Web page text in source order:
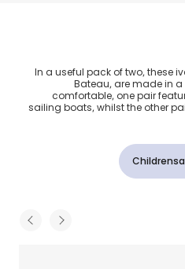
(عدد 2)
In a useful pack of two, these
Bateau, are made in
comfortable, one pair
sailing boats, whilst the other